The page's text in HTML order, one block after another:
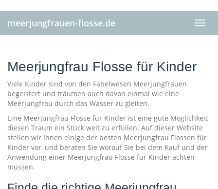
to
main
content
meerjungfrauen-flosse.de
Meerjungfrau Flosse für Kinder
Viele Kinder sind von den Fabelwesen Meerjungfrauen
begeistert und träumen auch davon einmal wie eine
Meerjungfrau durch das Wasser zu gleiten.
Eine Meerjungfrau Flosse für Kinder ist eine gute Möglichkeit
diesen Traum ein Stück weit zu erfüllen. Auf dieser Website
stellen wir Ihnen einige der besten Meerjungfrau Flossen für
Kinder vor, und beraten Sie worauf Sie bei dem Kauf und der
Anwendung einer Meerjungfrau Flosse für Kinder achten
müssen.